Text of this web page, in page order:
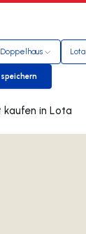
Doppelhaus Lota
Suche speichern
0 doppelhaus gebraucht kaufen in Lota